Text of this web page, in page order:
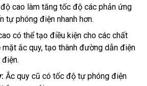
cao làm tăng tốc độ các phản ứng
tự phóng điện nhanh hơn.
có thể tạo điều kiện cho các chất
mặt ắc quy, tạo thành đường dẫn điện
Ắc quy cũ có tốc độ tự phóng điện